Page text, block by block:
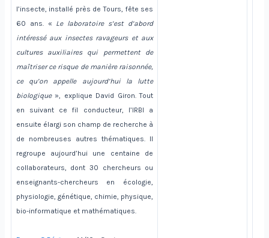
l’insecte, installé près de Tours, fête ses
60 ans. « Le laboratoire s’est d’abord
intéressé aux insectes ravageurs et aux
cultures auxiliaires qui permettent de
maîtriser ce risque de manière raisonnée,
ce qu’on appelle aujourd’hui la lutte
biologique», explique David Giron. Tout
en suivant ce fil conducteur, l’IRBI a
ensuite élargi son champ de recherche à
de nombreuses autres thématiques. Il
regroupe aujourd’hui une centaine de
collaborateurs, dont 30 chercheurs ou
enseignants-chercheurs en écologie,
physiologie, génétique, chimie, physique,
bio-informatique et mathématiques.